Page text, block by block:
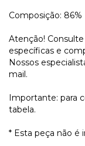
Composição: 86%
Atenção!
específicas e
Nossos
mail.
Importante: para
tabela.
* Esta peça não é